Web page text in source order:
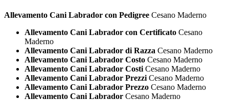
Allevamento Cani Labrador con Pedigree Cesano Maderno
Allevamento Cani Labrador con Certificato Cesano
Maderno
Allevamento Cani Labrador di Razza Cesano Maderno
Allevamento Cani Labrador Costo Cesano Maderno
Allevamento Cani Labrador Costi Cesano Maderno
Allevamento Cani Labrador Prezzi Cesano Maderno
Allevamento Cani Labrador Prezzo Cesano Maderno
Allevamento Cani Labrador Cesano Maderno